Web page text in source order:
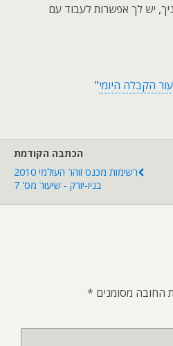
יש לך אפשרות לעבוד עם
הקבלה היומי"
הכתבה הקודמת
רשימות מכנס זוהר העולמי 2010
בניו-יורק - שיעור מס' 7
החובה מסומנים *